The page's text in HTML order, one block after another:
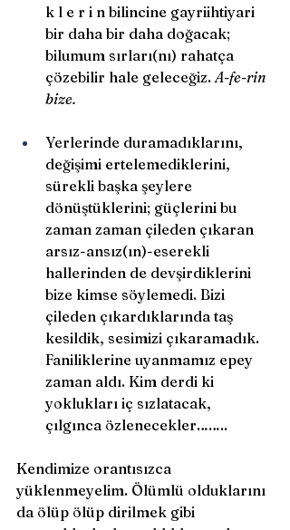
k l e r i n bilincine gayriihtiyari
bir daha bir daha doğacak;
bilumum sırları(nı) rahatça
çözebilir hale geleceğiz. A-fe-rin
bize.
Yerlerinde duramadıklarını,
değişimi ertelemediklerini,
sürekli başka şeylere
dönüştüklerini; güçlerini bu
zaman zaman çileden çıkaran
arsız-ansız(ın)-eserekli
hallerinden de devşirdiklerini
bize kimse söylemedi. Bizi
çileden çıkardıklarında taş
kesildik, sesimizi çıkaramadık.
Faniliklerine uyanmamız epey
zaman aldı. Kim derdi ki
yoklukları iç sızlatacak,
çılgınca özlenecekler……..
Kendimize orantısızca
yüklenmeyelim. Ölümlü olduklarını
da ölüp ölüp dirilmek gibi